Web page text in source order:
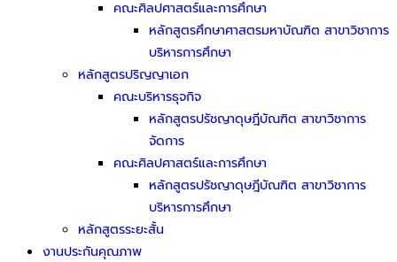
คณะศิลปศาสตร์และการศึกษา
หลักสูตรศึกษาศาสตรมหาบัณฑิต สาขาวิชาการ
บริหารการศึกษา
หลักสูตรปริญญาเอก
คณะบริหารธุจกิจ
หลักสูตรปรัชญาดุษฎีบัณฑิต สาขาวิชาการ
จัดการ
คณะศิลปศาสตร์และการศึกษา
หลักสูตรปรัชญาดุษฎีบัณฑิต สาขาวิชาการ
บริหารการศึกษา
หลักสูตรระยะสั้น
งานประกันคุณภาพ